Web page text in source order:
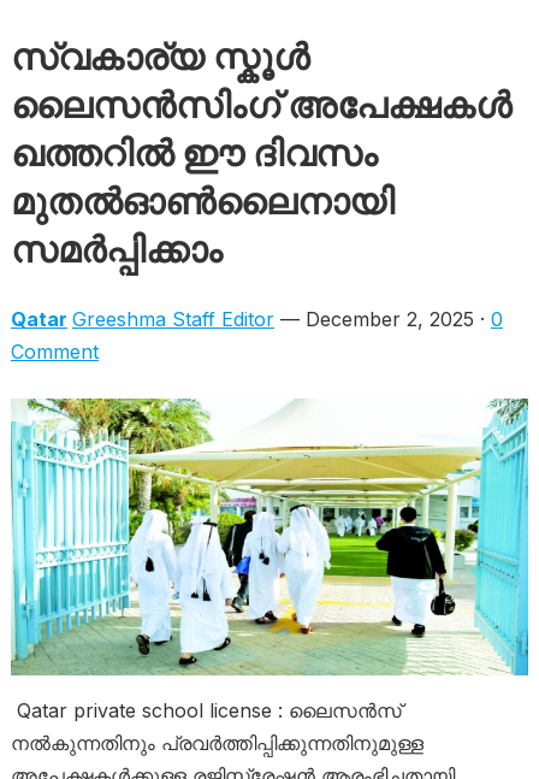
സ്വകാര്യ സ്കൂൾ
ലൈസൻസിംഗ് അപേക്ഷകൾ
ഖത്തറിൽ ഈ ദിവസം
മുതൽഓൺലൈനായി
സമർപ്പിക്കാം
Qatar Greeshma Staff Editor— December 2, 2025 · 0
Comment
Qatar private school license : ലൈസൻസ്
നൽകുന്നതിനും പ്രവർത്തിപ്പിക്കുന്നതിനുമുള്ള